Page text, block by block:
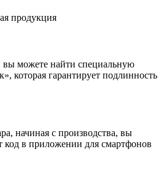
продукция
можете найти специальную
которая гарантирует подлинность
начиная с производства, вы
код в приложении для смартфонов